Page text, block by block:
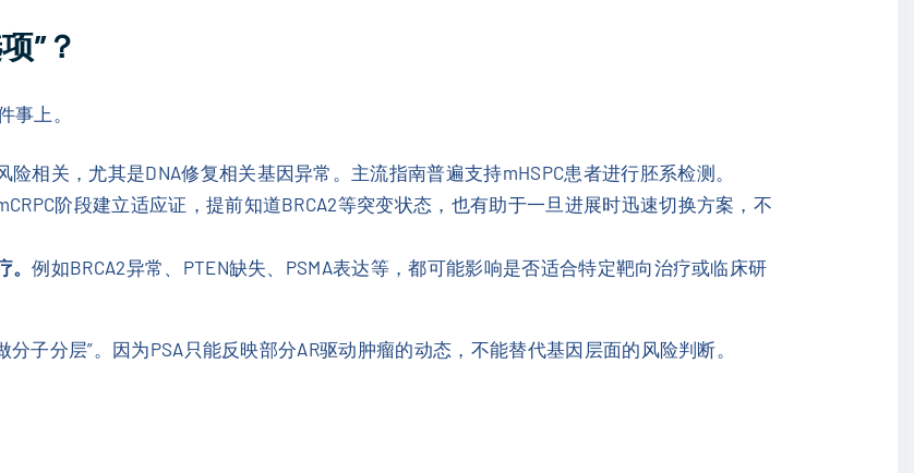
”？
事上。
相关，尤其是DNA修复相关基因异常。主流指南普遍支持mHSPC患者进行胚系检测。
阶段建立适应证，提前知道BRCA2等突变状态，也有助于一旦进展时迅速切换方案，不
。例如BRCA2异常、PTEN缺失、PSMA表达等，都可能影响是否适合特定靶向治疗或临床研
子分层”。因为PSA只能反映部分AR驱动肿瘤的动态，不能替代基因层面的风险判断。